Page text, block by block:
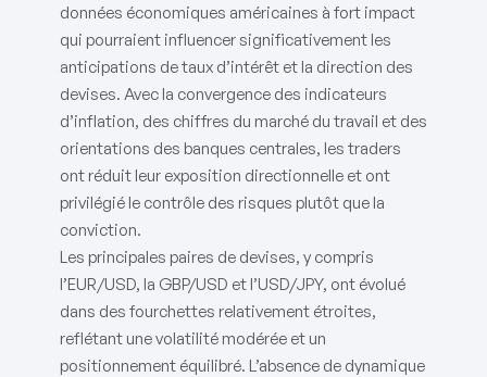
données économiques américaines à fort impact
qui pourraient influencer significativement les
anticipations de taux d’intérêt et la direction des
devises. Avec la convergence des indicateurs
d’inflation, des chiffres du marché du travail et des
orientations des banques centrales, les traders
ont réduit leur exposition directionnelle et ont
privilégié le contrôle des risques plutôt que la
conviction.
Les principales paires de devises, y compris
l’EUR/USD, la GBP/USD et l’USD/JPY, ont évolué
dans des fourchettes relativement étroites,
reflétant une volatilité modérée et un
positionnement équilibré. L’absence de dynamique